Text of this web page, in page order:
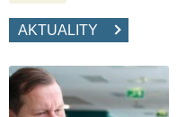
AKTUALITY